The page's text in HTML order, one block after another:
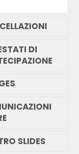
DI
SLIDES